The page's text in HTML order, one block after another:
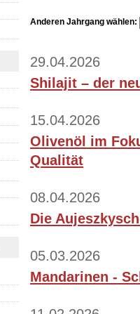
Anderen Jahrgang wählen:
29.04.2026
Shilajit – der
15.04.2026
Olivenöl im
Qualität
08.04.2026
Die
05.03.2026
Mandarinen -